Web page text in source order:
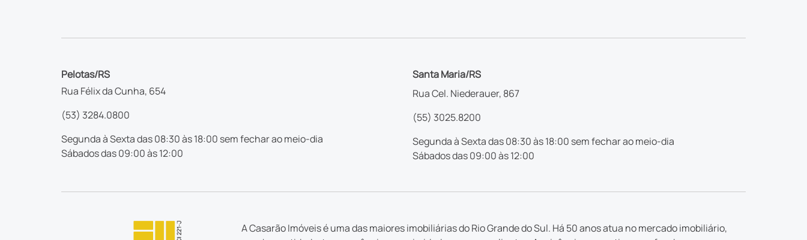
Pelotas/RS
Rua Félix da Cunha, 654
(53) 3284.0800
Segunda à Sexta das 08:30 às 18:00 sem fechar ao meio-dia
Sábados das 09:00 às 12:00
Santa Maria/RS
Rua Cel. Niederauer, 867
(55) 3025.8200
Segunda à Sexta das 08:30 às 18:00 sem fechar ao meio-dia
Sábados das 09:00 às 12:00
A Casarão Imóveis é uma das maiores imobiliárias do Rio Grande do Sul. Há 50 anos atua no mercado imobiliário,